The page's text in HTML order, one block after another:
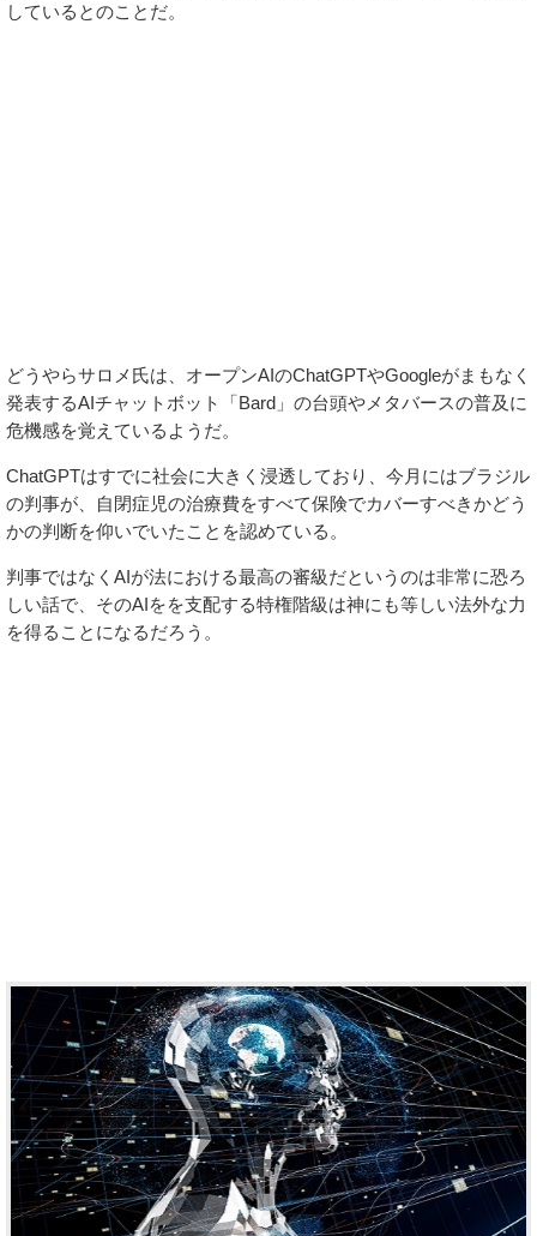
しているとのことだ。
どうやらサロメ氏は、オープンAIのChatGPTやGoogleがまもなく
発表するAIチャットボット「Bard」の台頭やメタバースの普及に
危機感を覚えているようだ。
ChatGPTはすでに社会に大きく浸透しており、今月にはブラジル
の判事が、自閉症児の治療費をすべて保険でカバーすべきかどう
かの判断を仰いでいたことを認めている。
判事ではなくAIが法における最高の審級だというのは非常に恐ろ
しい話で、そのAIをを支配する特権階級は神にも等しい法外な力
を得ることになるだろう。